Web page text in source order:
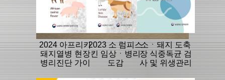
2024 아프리카
돼지열병 현장
병리진단 가이
2023 소 럼피스
킨 임상ㆍ병리
도감
소ㆍ돼지 도축
장 식중독균 검
사 및 위생관리